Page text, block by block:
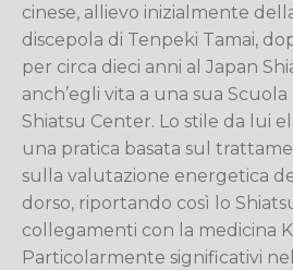
cinese, allievo inizialmente
discepola di Tenpeki Tamai,
per circa dieci anni al Japan
anch’egli vita a una sua Scuola
Shiatsu Center. Lo stile da lui
una pratica basata sul
sulla valutazione energetica
dorso, riportando così lo
collegamenti con la medicina
Particolarmente significativi